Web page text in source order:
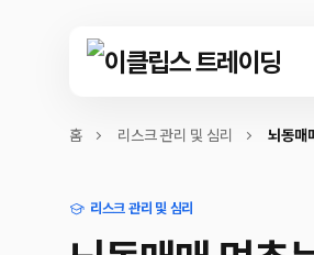
홈 리스크 관리 및 심리 뇌동매
리스크 관리 및 심리